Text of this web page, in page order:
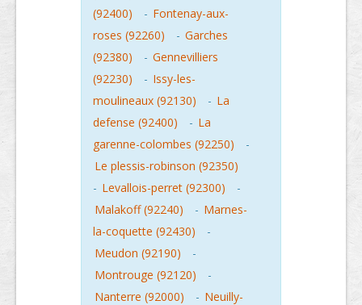
(92400)
- Fontenay-aux-
roses (92260)
- Garches
(92380)
- Gennevilliers
(92230)
- Issy-les-
moulineaux (92130)
- La
defense (92400)
- La
garenne-colombes (92250)
-
Le plessis-robinson (92350)
- Levallois-perret (92300)
-
Malakoff (92240)
- Marnes-
la-coquette (92430)
-
Meudon (92190)
-
Montrouge (92120)
-
Nanterre (92000)
- Neuilly-